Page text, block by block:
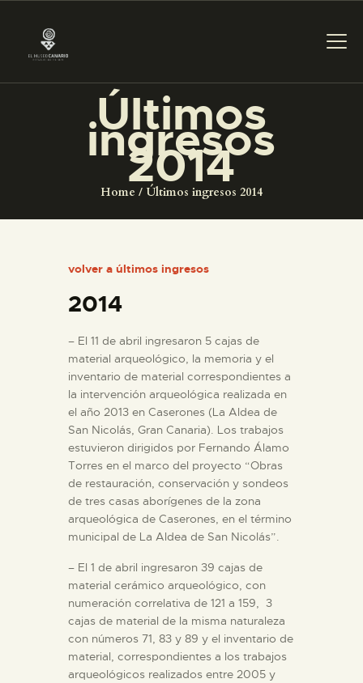
Últimos
ingresos
2014
Home Últimos ingresos 2014
PREPARAR LA VISITA
ACTIVIDADES
DIDÁCTICA
ESPAÑOL
PREPARAR LA VISITA
ACTIVIDADES
█
EL MUSEO
COLECCIONES
volver a últimos ingresos
2014
– El 11 de abril ingresaron 5 cajas de
material arqueológico, la memoria y el
inventario de material correspondientes a
la intervención arqueológica realizada en
el año 2013 en Caserones (La Aldea de
San Nicolás, Gran Canaria). Los trabajos
estuvieron dirigidos por Fernando Álamo
Torres en el marco del proyecto “Obras
de restauración, conservación y sondeos
de tres casas aborígenes de la zona
arqueológica de Caserones, en el término
municipal de La Aldea de San Nicolás”.
– El 1 de abril ingresaron 39 cajas de
material cerámico arqueológico, con
numeración correlativa de 121 a 159, 3
cajas de material de la misma naturaleza
con números 71, 83 y 89 y el inventario de
material, correspondientes a los trabajos
arqueológicos realizados entre 2005 y